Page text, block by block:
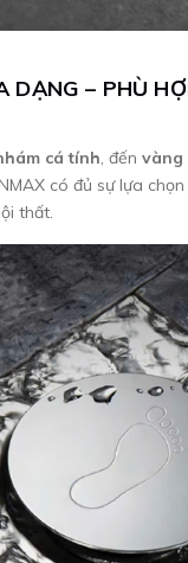
DẠNG – PHÙ
cá tính, đến vàng
có đủ sự lựa
thất.